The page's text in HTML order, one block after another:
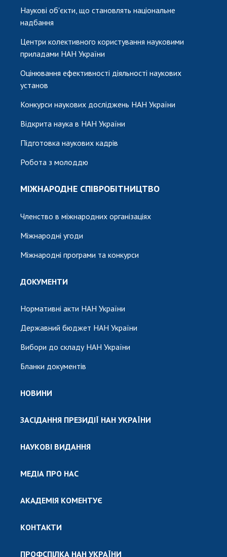
Наукові об'єкти, що становлять національне
надбання
Центри колективного користування науковими
приладами НАН України
Оцінювання ефективності діяльності наукових
установ
Конкурси наукових досліджень НАН України
Відкрита наука в НАН України
Підготовка наукових кадрів
Робота з молоддю
МІЖНАРОДНЕ СПІВРОБІТНИЦТВО
Членство в міжнародних організаціях
Міжнародні угоди
Міжнародні програми та конкурси
ДОКУМЕНТИ
Нормативні акти НАН України
Державний бюджет НАН України
Вибори до складу НАН України
Бланки документів
НОВИНИ
ЗАСІДАННЯ ПРЕЗИДІЇ НАН УКРАЇНИ
НАУКОВІ ВИДАННЯ
МЕДІА ПРО НАС
АКАДЕМІЯ КОМЕНТУЄ
КОНТАКТИ
ПРОФСПІЛКА НАН УКРАЇНИ